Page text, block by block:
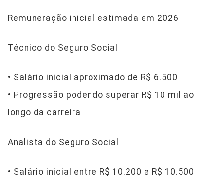
Remuneração inicial estimada em 2026
Técnico do Seguro Social
• Salário inicial aproximado de R$ 6.500
• Progressão podendo superar R$ 10 mil ao
longo da carreira
Analista do Seguro Social
• Salário inicial entre R$ 10.200 e R$ 10.500